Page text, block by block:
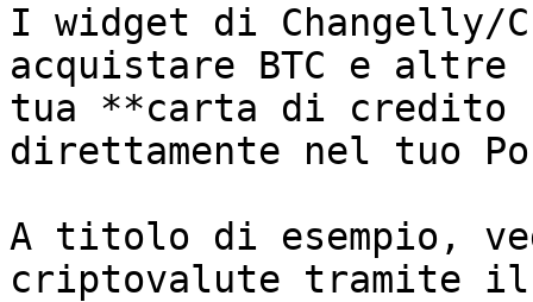
I widget di Changelly/
acquistare BTC e
tua **carta di credito
direttamente nel tuo
A titolo di esempio,
criptovalute tramite il